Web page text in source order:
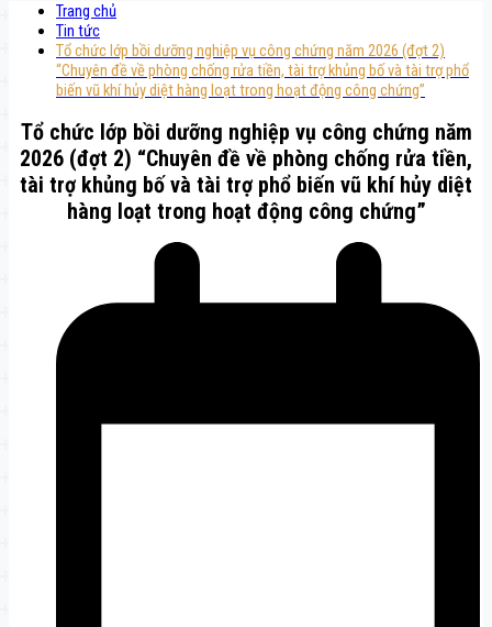
Trang chủ
Tin tức
Tổ chức lớp bồi dưỡng nghiệp vụ công chứng năm 2026 (đợt 2)
“Chuyên đề về phòng chống rửa tiền, tài trợ khủng bố và tài trợ phổ
biến vũ khí hủy diệt hàng loạt trong hoạt động công chứng”
Tổ chức lớp bồi dưỡng nghiệp vụ công chứng năm
2026 (đợt 2) “Chuyên đề về phòng chống rửa tiền,
tài trợ khủng bố và tài trợ phổ biến vũ khí hủy diệt
hàng loạt trong hoạt động công chứng”